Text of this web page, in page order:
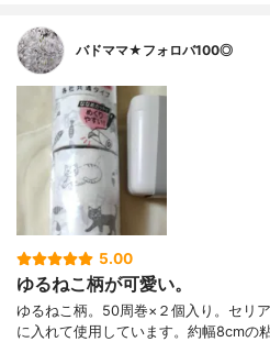
バドママ★フォロバ100◎
5.00
ゆるねこ柄が可愛い。
ゆるねこ柄。50周巻×２個入り。セリ
に入れて使用しています。約幅8cmの